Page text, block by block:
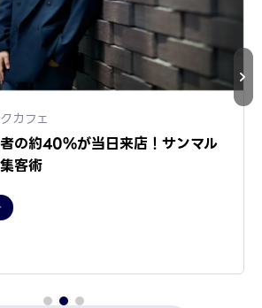
カフェ
の約40%が当日来店！サンマル
客術